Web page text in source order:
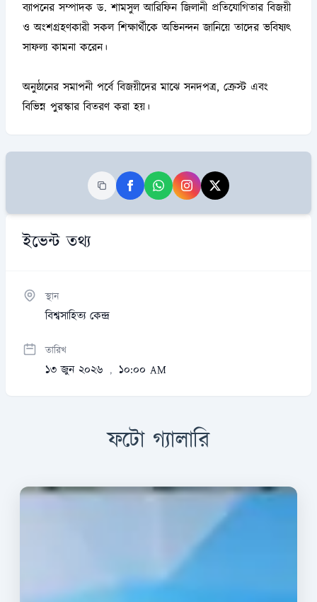
ব্যাপনের সম্পাদক ড. শামসুল আরিফিন জিলানী প্রতিযোগিতার বিজয়ী
ও অংশগ্রহণকারী সকল শিক্ষার্থীকে অভিনন্দন জানিয়ে তাদের ভবিষ্যৎ
সাফল্য কামনা করেন।
অনুষ্ঠানের সমাপনী পর্বে বিজয়ীদের মাঝে সনদপত্র, ক্রেস্ট এবং
বিভিন্ন পুরস্কার বিতরণ করা হয়।
ইভেন্ট তথ্য
স্থান
বিশ্বসাহিত্য কেন্দ্র
তারিখ
১৩ জুন ২০২৬ , ১০:০০ AM
ফটো গ্যালারি